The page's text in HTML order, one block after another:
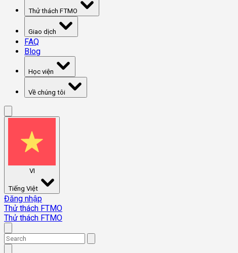
Thử thách FTMO
Giao dịch
FAQ
Blog
Học viện
Về chúng tôi
VI
Tiếng Việt
Đăng nhập
Thử thách FTMO
Thử thách FTMO